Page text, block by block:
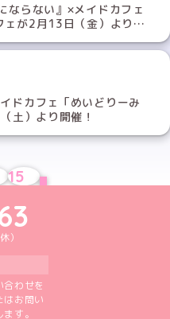
ならない』×メイドカフェ
ェが2月13日（金）より開
ドカフェ「めいどりーみ
土）より開催！
15 NEXT
公式アカウント
んX公式アカウント
りーみんInstagram公式アカウント
いどりーみんFacebook公式アカウン
めいどりーみんYouTube公式アカ
）
わせを
はお問い
す。